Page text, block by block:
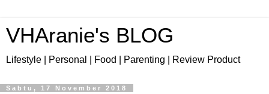
VHAranie's BLOG
Lifestyle | Personal | Food | Parenting | Review Product
Sabtu, 17 November 2018